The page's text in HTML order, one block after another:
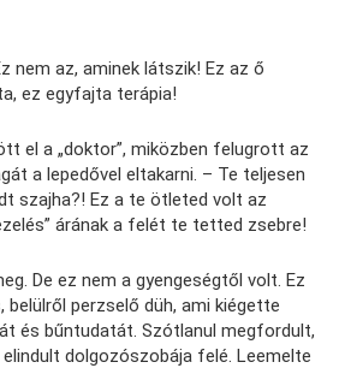
nem az, aminek látszik! Ez az ő
ez egyfajta terápia!
el a „doktor”, miközben felugrott az
a lepedővel eltakarni. – Te teljesen
szajha?! Ez a te ötleted volt az
árának a felét te tetted zsebre!
De ez nem a gyengeségtől volt. Ez
belülről perzselő düh, ami kiégette
és bűntudatát. Szótlanul megfordult,
dolgozószobája felé. Leemelte